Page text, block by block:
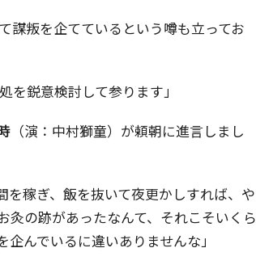
謀叛を企てているという噂も立ってお
鋭意検討して参ります」
（演：中村獅童）が頼朝に進言しまし
を稼ぎ、飯を抜いて夜更かしすれば、や
灸の跡があったなんて、それこそいくら
んでいるに違いありませんな」